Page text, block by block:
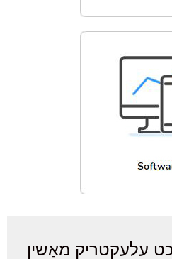
עלעקטריק מאַשין